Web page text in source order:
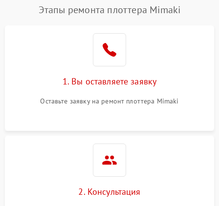
Этапы ремонта плоттера Mimaki
1. Вы оставляете заявку
Оставьте заявку на ремонт плоттера Mimaki
2. Консультация